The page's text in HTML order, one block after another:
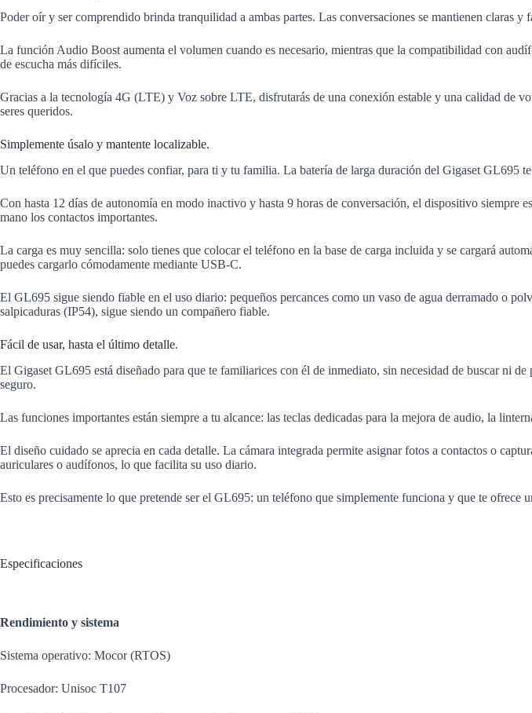
Poder oír y ser comprendido brinda tranquilidad a ambas partes. Las conversaciones se mantienen claras
La función Audio Boost aumenta el volumen cuando es necesario, mientras que la compatibilidad con
de escucha más difíciles.
Gracias a la tecnología 4G (LTE) y Voz sobre LTE, disfrutarás de una conexión estable y una calidad de
seres queridos.
Simplemente úsalo y mantente localizable.
Un teléfono en el que puedes confiar, para ti y tu familia. La batería de larga duración del Gigaset GL695
Con hasta 12 días de autonomía en modo inactivo y hasta 9 horas de conversación, el dispositivo siempre
mano los contactos importantes.
La carga es muy sencilla: solo tienes que colocar el teléfono en la base de carga incluida y se cargará
puedes cargarlo cómodamente mediante USB-C.
El GL695 sigue siendo fiable en el uso diario: pequeños percances como un vaso de agua derramado o
salpicaduras (IP54), sigue siendo un compañero fiable.
Fácil de usar, hasta el último detalle.
El Gigaset GL695 está diseñado para que te familiarices con él de inmediato, sin necesidad de buscar ni
seguro.
Las funciones importantes están siempre a tu alcance: las teclas dedicadas para la mejora de audio, la
El diseño cuidado se aprecia en cada detalle. La cámara integrada permite asignar fotos a contactos o
auriculares o audífonos, lo que facilita su uso diario.
Esto es precisamente lo que pretende ser el GL695: un teléfono que simplemente funciona y que te ofrece
Especificaciones
Rendimiento y sistema
Sistema operativo: Mocor (RTOS)
Procesador: Unisoc T107